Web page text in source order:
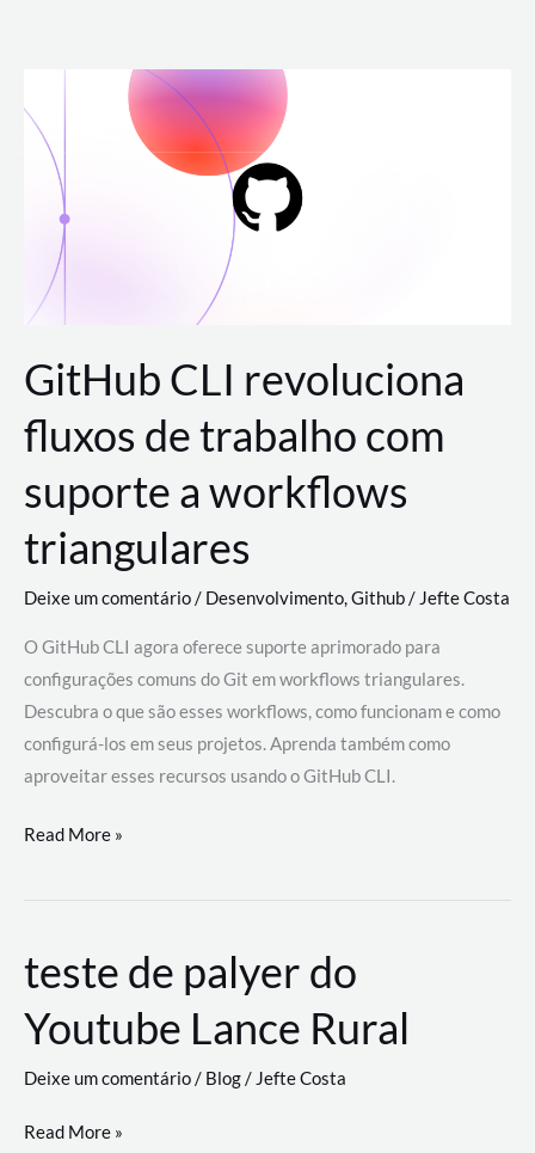
para
conteúdo
GitHub CLI revoluciona
fluxos de trabalho com
suporte a workflows
triangulares
Deixe um comentário/ Desenvolvimento,Github/ Jefte Costa
O GitHub CLI agora oferece suporte aprimorado para
configurações comuns do Git em workflows triangulares.
Descubra o que são esses workflows, como funcionam e como
configurá-los em seus projetos. Aprenda também como
aproveitar esses recursos usando o GitHub CLI.
GitHub
revoluciona
de
trabalho
com
a
workflows
Read More »
teste de palyer do
Youtube Lance Rural
Deixe um comentário/ Blog/ Jefte Costa
teste
Read More »